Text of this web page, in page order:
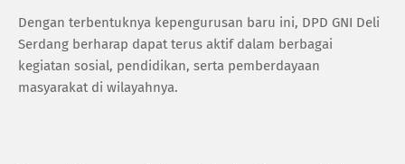
Dengan terbentuknya kepengurusan baru ini, DPD GNI Deli
Serdang berharap dapat terus aktif dalam berbagai
kegiatan sosial, pendidikan, serta pemberdayaan
masyarakat di wilayahnya.